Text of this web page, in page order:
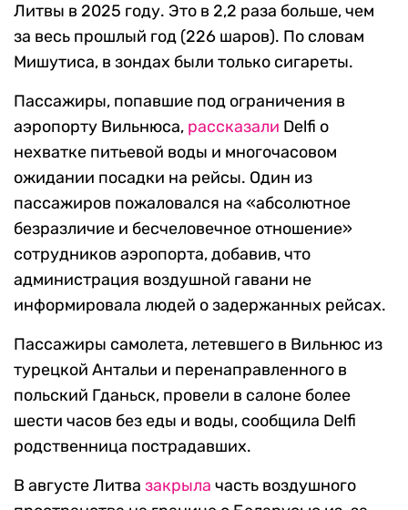
Литвы в 2025 году. Это в 2,2 раза больше, чем
за весь прошлый год (226 шаров). По словам
Мишутиса, в зондах были только сигареты.
Пассажиры, попавшие под ограничения в
аэропорту Вильнюса, рассказали Delfi о
нехватке питьевой воды и многочасовом
ожидании посадки на рейсы. Один из
пассажиров пожаловался на «абсолютное
безразличие и бесчеловечное отношение»
сотрудников аэропорта, добавив, что
администрация воздушной гавани не
информировала людей о задержанных рейсах.
Пассажиры самолета, летевшего в Вильнюс из
турецкой Антальи и перенаправленного в
польский Гданьск, провели в салоне более
шести часов без еды и воды, сообщила Delfi
родственница пострадавших.
В августе Литва закрыла часть воздушного